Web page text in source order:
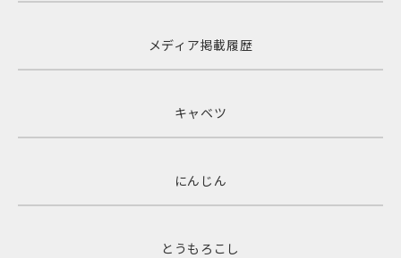
メディア掲載履歴
キャベツ
にんじん
とうもろこし